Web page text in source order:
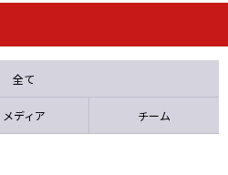
石人の星
全て
メディア チーム